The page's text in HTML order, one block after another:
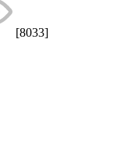
[8033]